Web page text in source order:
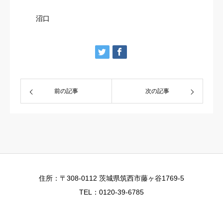
沼口
前の記事 次の記事
住所：〒308-0112 茨城県筑西市藤ヶ谷1769-5
TEL：0120-39-6785